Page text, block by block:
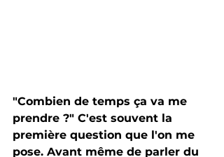
"Combien de temps ça va me
prendre ?" C'est souvent la
première question que l'on me
pose. Avant même de parler du